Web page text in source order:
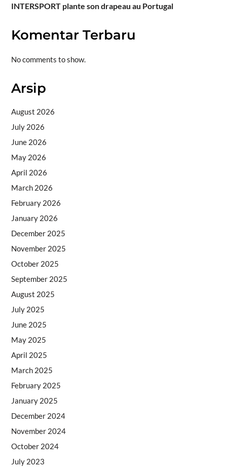
INTERSPORT plante son drapeau au Portugal
Komentar Terbaru
No comments to show.
Arsip
August 2026
July 2026
June 2026
May 2026
April 2026
March 2026
February 2026
January 2026
December 2025
November 2025
October 2025
September 2025
August 2025
July 2025
June 2025
May 2025
April 2025
March 2025
February 2025
January 2025
December 2024
November 2024
October 2024
July 2023